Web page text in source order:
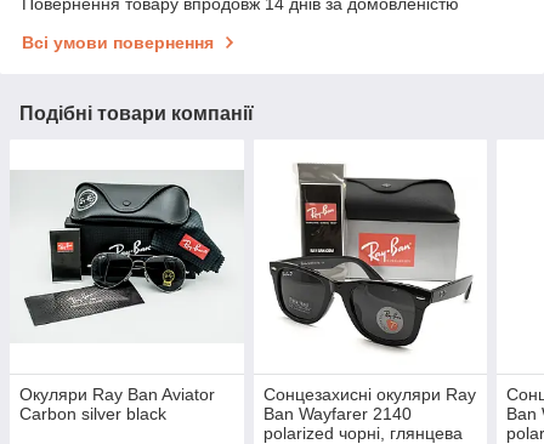
Всі умови повернення
Подібні товари компанії
Окуляри Ray Ban Aviator
Carbon silver black
Сонцезахисні окуляри Ray
Ban Wayfarer 2140
polarized чорні, глянцева
Ban